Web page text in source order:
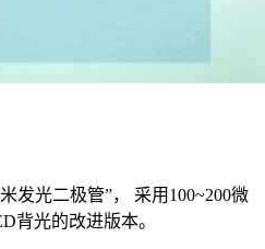
发光二极管”， 采用100~200微
背光的改进版本。